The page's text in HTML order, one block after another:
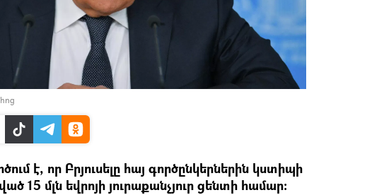
է, որ Բրյուսելը հայ գործընկերներին կստիպի
15 մլն եվրոյի յուրաքանչյուր ցենտի համար։